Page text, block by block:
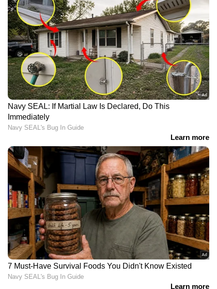
നട്സും സീഡുകളും ഡ്രൈ ഫ്രൂട്ട്സുകളുമാണ്
അവസാനമായി ഈ പട്ടികയില്‍ ഉള്‍പ്പെടുന്നത്.
സള്‍ഫര്‍ ധാരാളം അടങ്ങിയ ഇവ കഴിക്കുന്നതും
ക്യാന്‍സര്‍ സാധ്യതയെ കുറയ്ക്കാന്‍
സഹായിക്കും.
ശ്രദ്ധിക്കുക: ആരോഗ്യ വിദഗ്ധന്റെയോ
ന്യൂട്രീഷനിസ്റ്റിന്റെയോ ഉപദേശം തേടിയ ശേഷം
മാത്രം ആഹാരക്രമത്തില്‍ മാറ്റം വരുത്തുക.
Also read: ദഹനക്കേട് അകറ്റാന്‍ ഡയറ്റില്‍
ഉള്‍പ്പെടുത്താം ഈ ആറ് പഴങ്ങള്‍...
youtubevideo
LATEST VIDEOS